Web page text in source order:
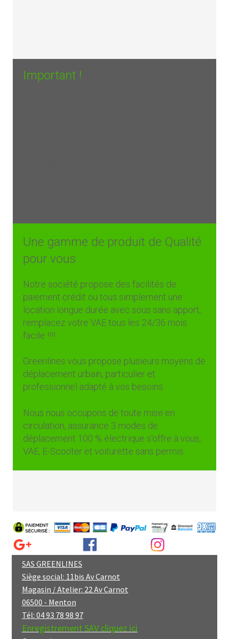
Important !
Une gamme de produit de Qualité
pour vous
Notre société propose des facilités de
paiement crédit ou tous simplement une
location longue durée avec sous sans apport,
remplacez votre VAE tous les 24/36 mois
facile !!!!
Greenlines vous propose plusieurs moyens de
déplacement urbain, particulier et
professionnel adapté à vos besoins
Nous nous occupons de toute mise en
circulation, assurance 3 modes de
déplacement 100 % électrique s'offre à vous,
VAE, E-Scooter et voiturette sans permis.
SAS GREENLINES
Siège social: 11bis Av Carnot
Magasin / Atelier: 22 Av Carnot
06500 - Menton
Tél: 04 93 78 98 97
Enregistrement SAV cliquez ici